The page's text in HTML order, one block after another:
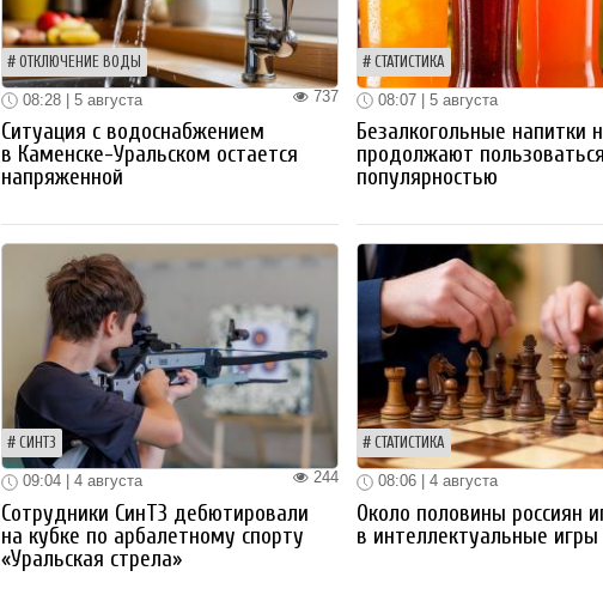
ОТКЛЮЧЕНИЕ ВОДЫ
737
08:28 | 5 августа
Ситуация с водоснабжением
в Каменске-Уральском остается
напряженной
СТАТИСТИКА
08:07 | 5 августа
Безалкогольные напитки
продолжают пользоваться
популярностью
СИНТЗ
244
09:04 | 4 августа
Сотрудники СинТЗ дебютировали
на кубке по арбалетному спорту
«Уральская стрела»
СТАТИСТИКА
08:06 | 4 августа
Около половины россиян
в интеллектуальные игры